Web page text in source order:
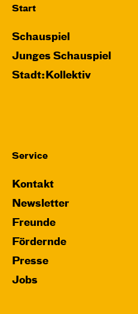
Start
Schauspiel
Junges Schauspiel
Stadt:Kollektiv
Service
Kontakt
Newsletter
Freunde
Fördernde
Presse
Jobs